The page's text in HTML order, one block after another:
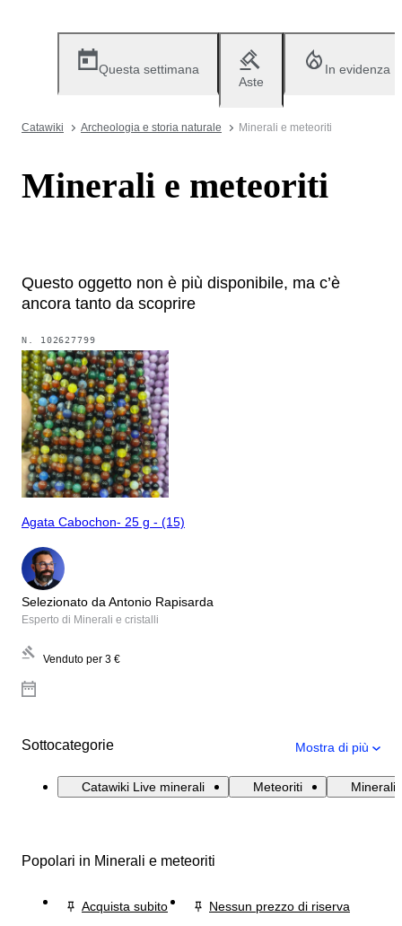
Questa settimana
Aste
In evidenza
Catawiki Archeologia e storia naturale Minerali e meteoriti
Minerali e meteoriti
Questo oggetto non è più disponibile, ma c’è
ancora tanto da scoprire
N. 102627799
Agata Cabochon- 25 g - (15)
Selezionato da Antonio Rapisarda
Esperto di Minerali e cristalli
Venduto per 3 €
Sottocategorie Mostra di più
Catawiki Live minerali Meteoriti Minerali
Popolari in Minerali e meteoriti
Acquista subito
Nessun prezzo di riserva